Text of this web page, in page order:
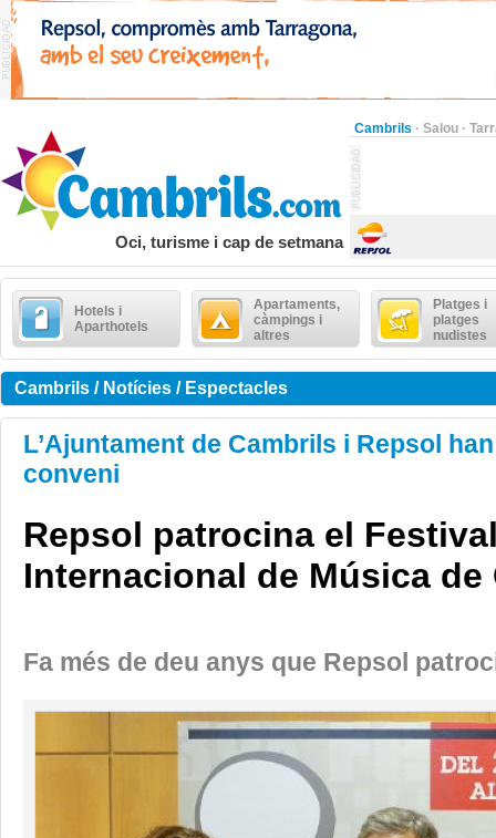
Cambrils · Salou ·
Oci, turisme i cap de setmana
Hotels i
Aparthotels
Apartaments,
càmpings i
altres
Platges i
platges
nudistes
Cambrils / Notícies / Espectacles
L’Ajuntament de Cambrils i Repsol
conveni
Repsol patrocina el
Internacional de Música de
Fa més de deu anys que Repsol